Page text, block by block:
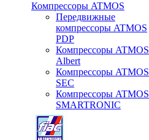
Компрессоры ATMOS
Передвижные
компрессоры ATMOS
PDP
Компрессоры ATMOS
Albert
Компрессоры ATMOS
SEC
Компрессоры ATMOS
SMARTRONIC